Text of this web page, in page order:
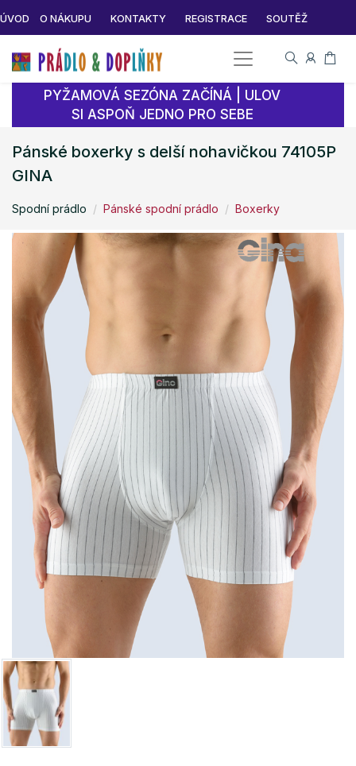
ÚVOD O NÁKUPU KONTAKTY REGISTRACE SOUTĚŽ
PYŽAMOVÁ SEZÓNA ZAČÍNÁ | ULOV
SI ASPOŇ JEDNO PRO SEBE
Pánské boxerky s delší nohavičkou 74105P
GINA
Spodní prádlo Pánské spodní prádlo Boxerky